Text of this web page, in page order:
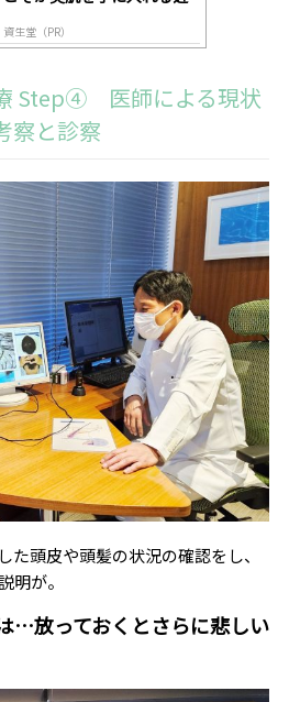
資生堂（PR）
Step④ 医師による現状
察と診察
た頭皮や頭髪の状況の確認をし、
明が。
…放っておくとさらに悲しい